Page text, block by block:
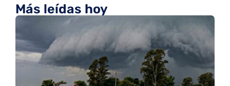
Más leídas hoy